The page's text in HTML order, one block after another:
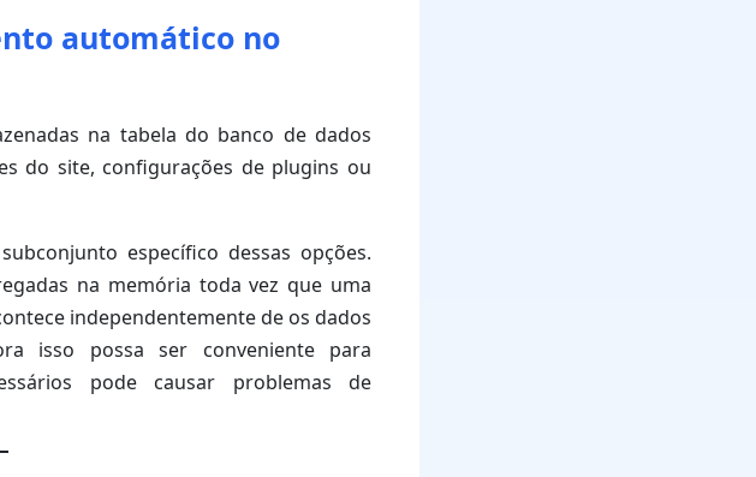
automático no
na tabela do banco de dados
do site, configurações de plugins ou
específico dessas opções.
na memória toda vez que uma
independentemente de os dados
isso possa ser conveniente para
pode causar problemas de